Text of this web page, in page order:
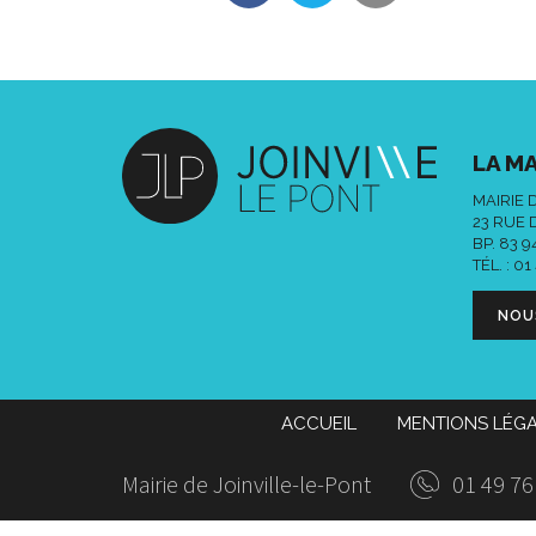
LA
MAIRIE
23 RUE
BP. 83
TÉL. : 01
ACCUEIL MENTIONS
Mairie de Joinville-le-Pont 01 49